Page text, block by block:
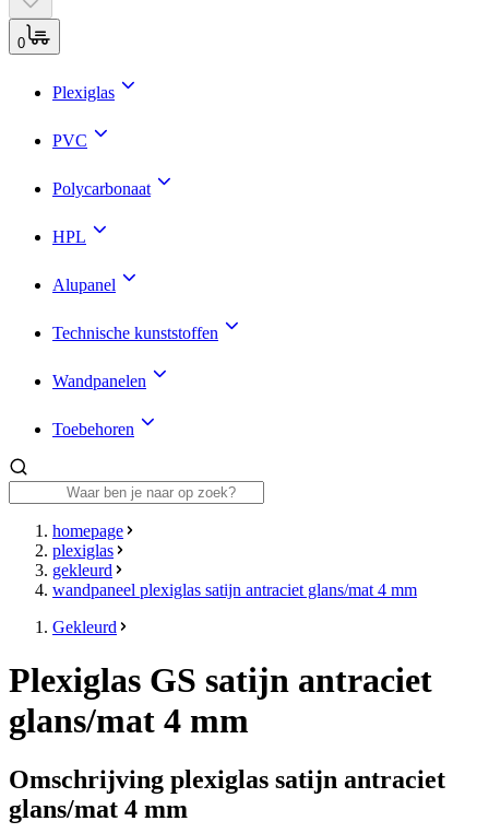
0
Plexiglas
PVC
Polycarbonaat
HPL
Alupanel
Technische kunststoffen
Wandpanelen
Toebehoren
homepage
plexiglas
gekleurd
wandpaneel plexiglas satijn antraciet glans/mat 4 mm
Gekleurd
Plexiglas GS satijn antraciet
glans/mat 4 mm
Omschrijving plexiglas satijn antraciet
glans/mat 4 mm